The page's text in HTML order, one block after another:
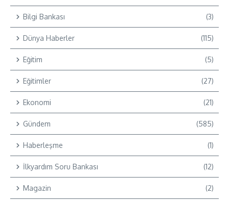
Bilgi Bankası (3)
Dünya Haberler (115)
Eğitim (5)
Eğitimler (27)
Ekonomi (21)
Gündem (585)
Haberleşme (1)
İlkyardım Soru Bankası (12)
Magazin (2)